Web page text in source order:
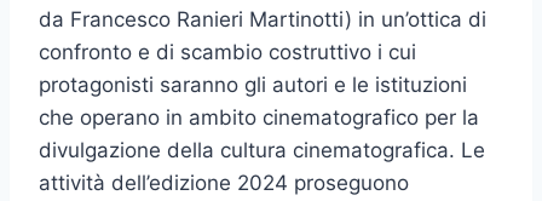
da Francesco Ranieri Martinotti) in un’ottica di
confronto e di scambio costruttivo i cui
protagonisti saranno gli autori e le istituzioni
che operano in ambito cinematografico per la
divulgazione della cultura cinematografica. Le
attività dell’edizione 2024 proseguono